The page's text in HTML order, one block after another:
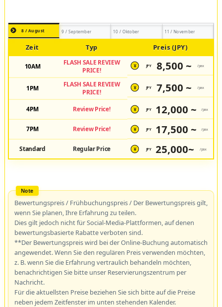
8 / August 9 / September 10 / Oktober 11 / November
Zeit Typ Preis (JPY)
10AM
FLASH SALE REVIEW
PRICE!
¥ JPY 8,500 ~ /pax
1PM
FLASH SALE REVIEW
PRICE!
¥ JPY 7,500 ~ /pax
4PM Review Price! ¥ JPY 12,000 ~ /pax
7PM Review Price! ¥ JPY 17,500 ~ /pax
Standard Regular Price ¥ JPY 25,000~ /pax
Bewertungspreis / Frühbuchungspreis / Der Bewertungspreis gilt,
wenn Sie planen, Ihre Erfahrung zu teilen.
Dies gilt jedoch nicht für Social-Media-Plattformen, auf denen
bewertungsbasierte Rabatte verboten sind.
**Der Bewertungspreis wird bei der Online-Buchung automatisch
angewendet. Wenn Sie den regulären Preis verwenden möchten,
z. B. wenn Sie die Erfahrung vertraulich behandeln möchten,
benachrichtigen Sie bitte unser Reservierungszentrum per
Nachricht.
Für die aktuellsten Preise beziehen Sie sich bitte auf die Preise
neben jedem Zeitfenster im unten stehenden Kalender.